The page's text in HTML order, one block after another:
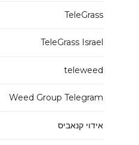
TeleGrass
TeleGrass Israel
teleweed
Weed Group Telegram
אידוי קנאביס